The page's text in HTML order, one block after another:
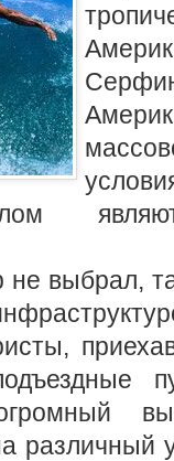
выбрал,
различный